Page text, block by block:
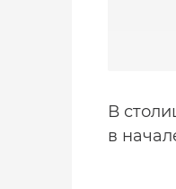
В
в